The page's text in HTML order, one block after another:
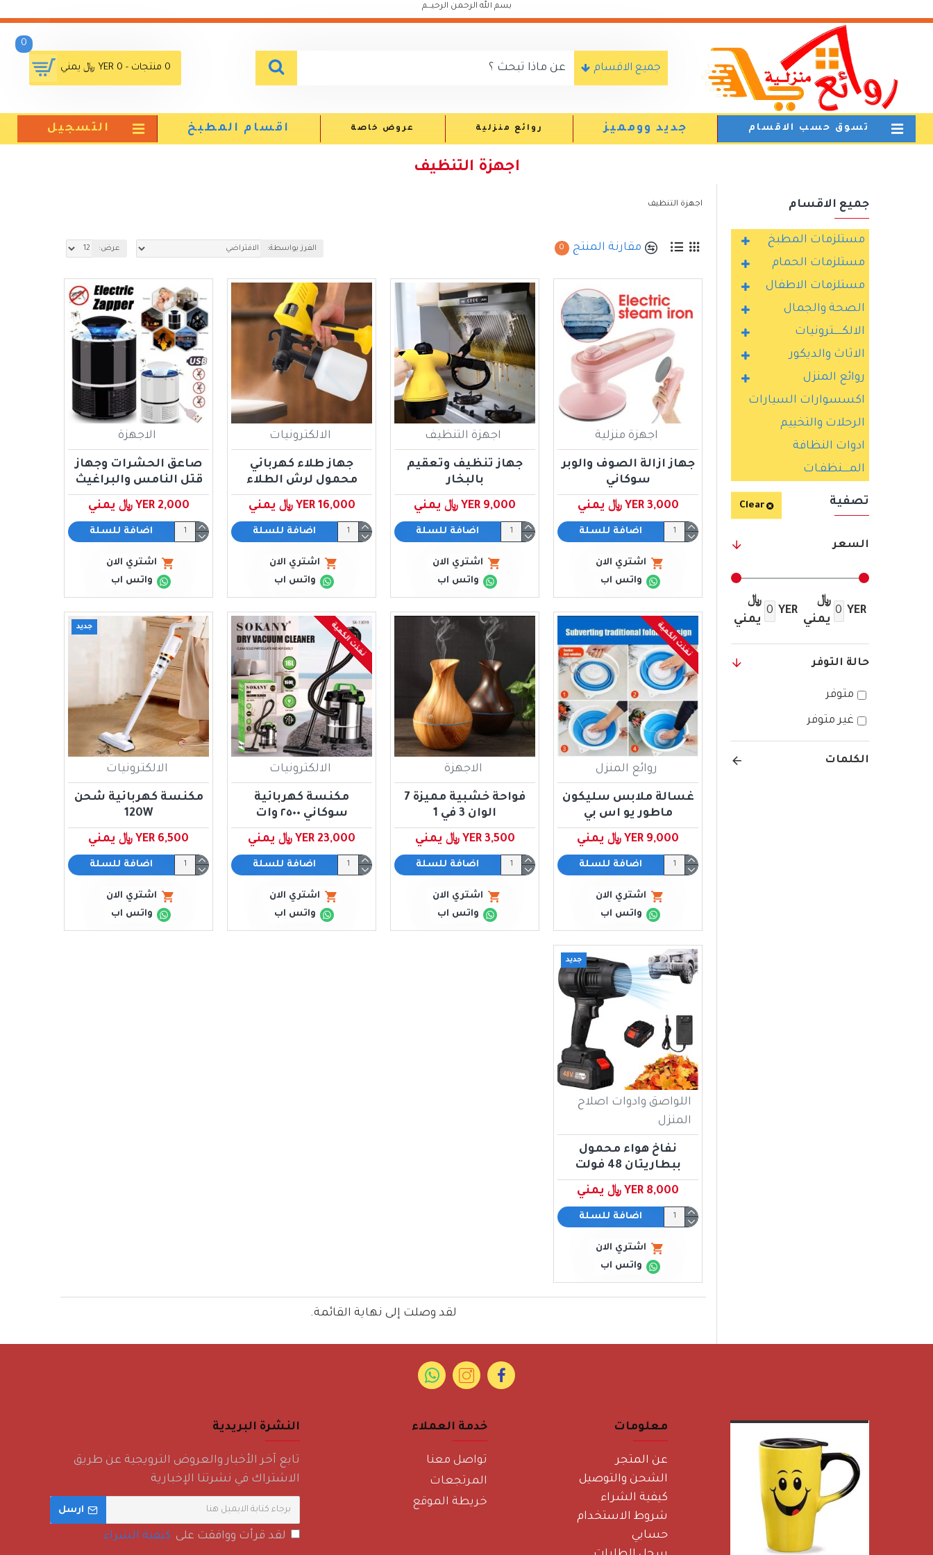
بسم الله الرحمن الرحيـــم
جميع الاقسام 0 منتجات - YER 0 ﷼ يمني
0
تسوق حسب الاقسام جديد وومميز روائع منزلية عروض خاصة اقسام المطبخ التسجيل
اجهزة التنظيف
جميع الاقسام
مستلزمات المطبخ
مستلزمات الحمام
مستلزمات الاطفال
الصحة والجمال
الالكــــــترونيات
الاثاث والديكور
روائع المنزل
اكسسوارات السيارات
الرحلات والتخييم
ادوات النظافة
المـــــنظفـات
تصفية Clear
السعر
YER
﷼
يمني
YER
﷼
يمني
الكلمات
حالة التوفر
متوفر
غير متوفر
اجهزة التنظيف
مقارنة المنتج 0 الفرز بواسطة: عرض:
اجهزة منزلية
جهاز ازالة الصوف والوبر
سوكاني
YER 3,000 ﷼ يمني
اضافة للسلة
اشتري الان
واتس اب
اجهزة التنظيف
جهاز تنظيف وتعقيم
بالبخار
YER 9,000 ﷼ يمني
اضافة للسلة
اشتري الان
واتس اب
الالكترونيات
جهاز طلاء كهربائي
محمول لرش الطلاء
YER 16,000 ﷼ يمني
اضافة للسلة
اشتري الان
واتس اب
الاجهزة
صاعق الحشرات وجهاز
قتل النامس والبراغيث
YER 2,000 ﷼ يمني
اضافة للسلة
اشتري الان
واتس اب
نفذت الكمية
روائع المنزل
غسالة ملابس سليكون
ماطور يو اس بي
YER 9,000 ﷼ يمني
اضافة للسلة
اشتري الان
واتس اب
الاجهزة
فواحة خشبية مميزة 7
الوان 3 في 1
YER 3,500 ﷼ يمني
اضافة للسلة
اشتري الان
واتس اب
نفذت الكمية
الالكترونيات
مكنسة كهربائية
سوكاني ٢٥٠٠ وات
YER 23,000 ﷼ يمني
اضافة للسلة
اشتري الان
واتس اب
جديد
الالكترونيات
مكنسة كهربائية شحن
120W
YER 6,500 ﷼ يمني
اضافة للسلة
اشتري الان
واتس اب
جديد
اللواصق وادوات اصلاح
المنزل
نفاخ هواء محمول
ببطاريتان 48 فولت
YER 8,000 ﷼ يمني
اضافة للسلة
اشتري الان
واتس اب
لقد وصلت إلى نهاية القائمة.
معلومات
عن المتجر
الشحن والتوصيل
كيفية الشراء
شروط الاستخدام
حسابي
خدمة العملاء
تواصل معنا
المرتجعات
خريطة الموقع
النشرة البريدية
تابع آخر الأخبار والعروض الترويجية عن طريق
الاشتراك في نشرتنا الإخبارية
ارسل
لقد قرأت ووافقت على كيفية الشراء